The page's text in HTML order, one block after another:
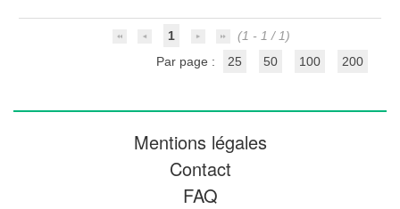
1
(1 - 1 / 1)
Par page :
25 50 100 200
Mentions légales
Contact
FAQ